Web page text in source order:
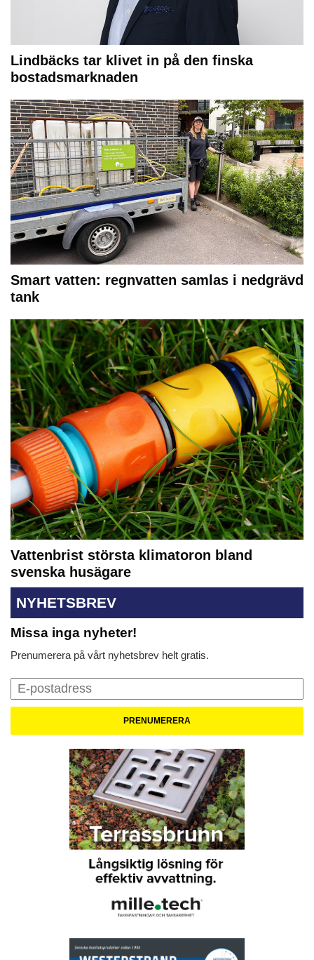
Lindbäcks tar klivet in på den finska
bostadsmarknaden
Smart vatten: regnvatten samlas i nedgrävd
tank
Vattenbrist största klimatoron bland
svenska husägare
NYHETSBREV
Missa inga nyheter!
Prenumerera på vårt nyhetsbrev helt gratis.